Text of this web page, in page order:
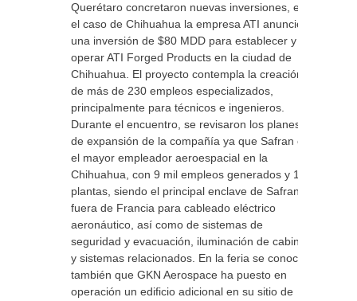
Querétaro concretaron nuevas inversiones, en
el caso de Chihuahua la empresa ATI anunció
una inversión de $80 MDD para establecer y
operar ATI Forged Products en la ciudad de
Chihuahua. El proyecto contempla la creación
de más de 230 empleos especializados,
principalmente para técnicos e ingenieros.
Durante el encuentro, se revisaron los planes
de expansión de la compañía ya que Safran es
el mayor empleador aeroespacial en la
Chihuahua, con 9 mil empleos generados y 13
plantas, siendo el principal enclave de Safran
fuera de Francia para cableado eléctrico
aeronáutico, así como de sistemas de
seguridad y evacuación, iluminación de cabina
y sistemas relacionados. En la feria se conoció
también que GKN Aerospace ha puesto en
operación un edificio adicional en su sitio de